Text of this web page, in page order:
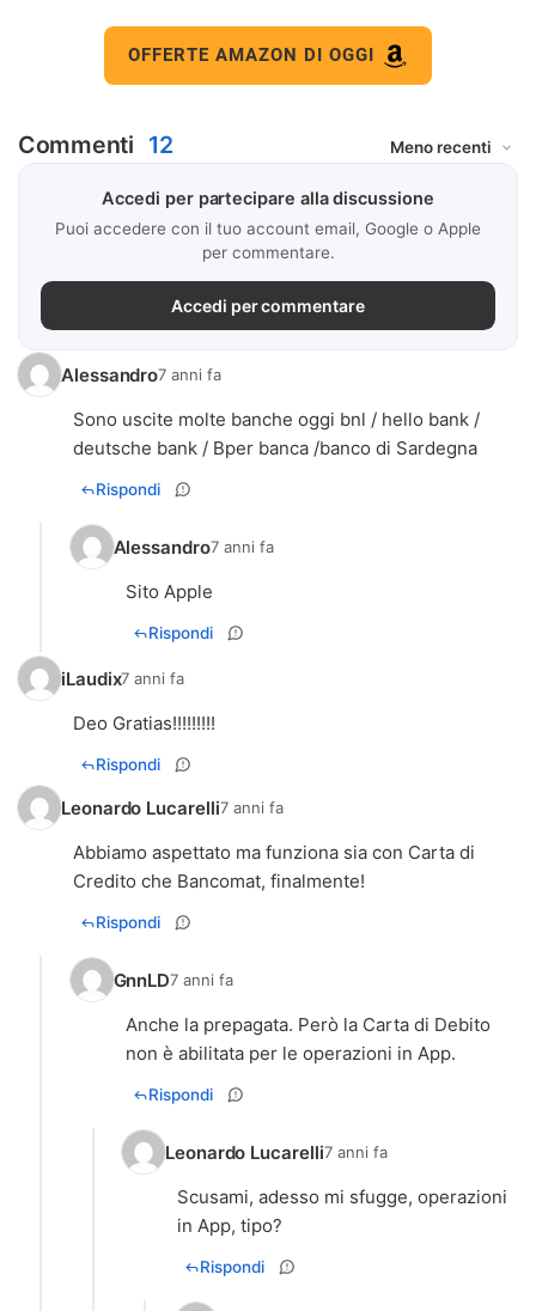
OFFERTE AMAZON DI OGGI
Commenti 12
Accedi per partecipare alla discussione
Puoi accedere con il tuo account email, Google o Apple
per commentare.
Accedi per commentare
Alessandro7 anni fa
Sono uscite molte banche oggi bnl / hello bank /
deutsche bank / Bper banca /banco di Sardegna
Rispondi
Alessandro7 anni fa
Sito Apple
Rispondi
iLaudix7 anni fa
Deo Gratias!!!!!!!!!
Rispondi
Leonardo Lucarelli7 anni fa
Abbiamo aspettato ma funziona sia con Carta di
Credito che Bancomat, finalmente!
Rispondi
GnnLD7 anni fa
Anche la prepagata. Però la Carta di Debito
non è abilitata per le operazioni in App.
Rispondi
Leonardo Lucarelli7 anni fa
Scusami, adesso mi sfugge, operazioni
in App, tipo?
Rispondi